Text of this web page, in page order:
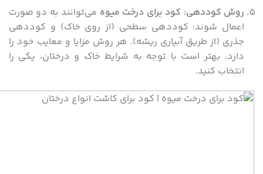
روش کوددهی: کود برای درخت میوه می‌توانند به دو صورت
اعمال شوند: کوددهی سطحی (از روی خاک) و کوددهی
جذری (از طریق آبیاری ریشه). هر روش مزایا و معایب خود را
دارد، بهتر است با توجه به شرایط خاک و درختان، یکی را
انتخاب کنید.